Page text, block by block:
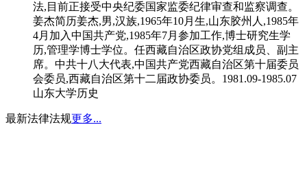
法,目前正接受中央纪委国家监委纪律审查和监察调查。
姜杰简历姜杰,男,汉族,1965年10月生,山东胶州人,1985年
4月加入中国共产党,1985年7月参加工作,博士研究生学
历,管理学博士学位。任西藏自治区政协党组成员、副主
席。中共十八大代表,中国共产党西藏自治区第十届委员
会委员,西藏自治区第十二届政协委员。1981.09-1985.07
山东大学历史
最新法律法规更多...